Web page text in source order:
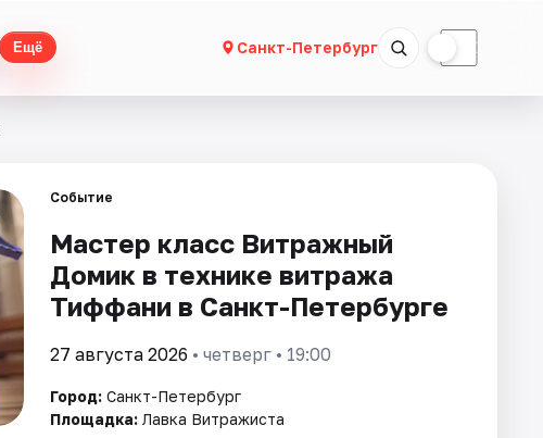
Ещё Санкт-Петербург ☾
Событие
Мастер класс Витражный
Домик в технике витража
Тиффани в Санкт-Петербурге
27 августа 2026 • четверг • 19:00
Город: Санкт-Петербург
Площадка: Лавка Витражиста